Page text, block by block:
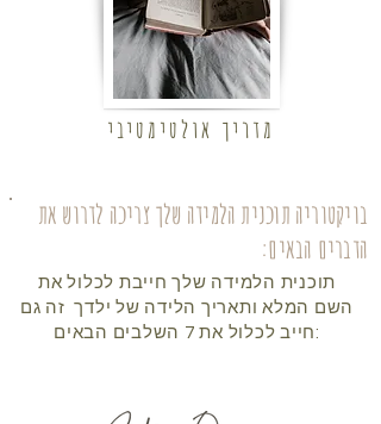
ויקטוריה
מדריך אולטימטיבי
בויקטוריה תוכנית הלמידה שלך צריכה לדרוש את
הדברים הבאים:
תוכנית הלמידה שלך חייבת לכלול את
השם המלא ותאריך הלידה של ילדך זה גם
חייב לכלול את 7 השלבים הבאים: